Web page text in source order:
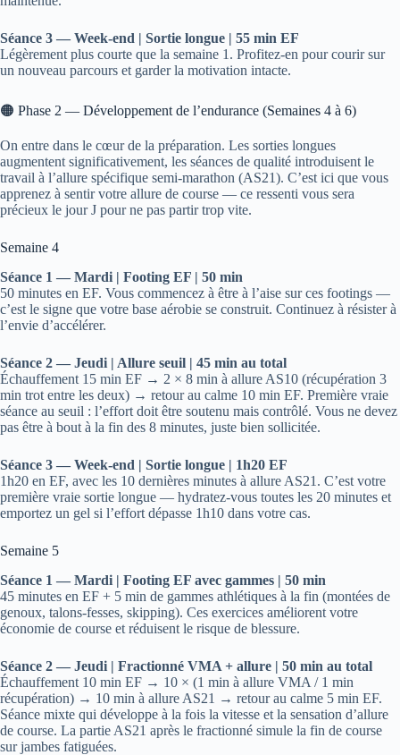
Séance 3 — Week-end | Sortie longue | 55 min EF
Légèrement plus courte que la semaine 1. Profitez-en pour courir sur
un nouveau parcours et garder la motivation intacte.
🟠 Phase 2 — Développement de l’endurance (Semaines 4 à 6)
On entre dans le cœur de la préparation. Les sorties longues
augmentent significativement, les séances de qualité introduisent le
travail à l’allure spécifique semi-marathon (AS21). C’est ici que vous
apprenez à sentir votre allure de course — ce ressenti vous sera
précieux le jour J pour ne pas partir trop vite.
Semaine 4
Séance 1 — Mardi | Footing EF | 50 min
50 minutes en EF. Vous commencez à être à l’aise sur ces footings —
c’est le signe que votre base aérobie se construit. Continuez à résister à
l’envie d’accélérer.
Séance 2 — Jeudi | Allure seuil | 45 min au total
Échauffement 15 min EF → 2 × 8 min à allure AS10 (récupération 3
min trot entre les deux) → retour au calme 10 min EF. Première vraie
séance au seuil : l’effort doit être soutenu mais contrôlé. Vous ne devez
pas être à bout à la fin des 8 minutes, juste bien sollicitée.
Séance 3 — Week-end | Sortie longue | 1h20 EF
1h20 en EF, avec les 10 dernières minutes à allure AS21. C’est votre
première vraie sortie longue — hydratez-vous toutes les 20 minutes et
emportez un gel si l’effort dépasse 1h10 dans votre cas.
Semaine 5
Séance 1 — Mardi | Footing EF avec gammes | 50 min
45 minutes en EF + 5 min de gammes athlétiques à la fin (montées de
genoux, talons-fesses, skipping). Ces exercices améliorent votre
économie de course et réduisent le risque de blessure.
Séance 2 — Jeudi | Fractionné VMA + allure | 50 min au total
Échauffement 10 min EF → 10 × (1 min à allure VMA / 1 min
récupération) → 10 min à allure AS21 → retour au calme 5 min EF.
Séance mixte qui développe à la fois la vitesse et la sensation d’allure
de course. La partie AS21 après le fractionné simule la fin de course
sur jambes fatiguées.